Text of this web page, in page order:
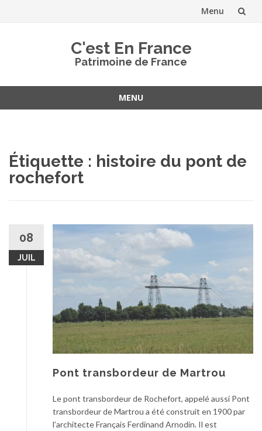
Menu
C'est En France
Patrimoine de France
MENU
Étiquette : histoire du pont de
rochefort
08
JUIL
Pont transbordeur de Martrou
Le pont transbordeur de Rochefort, appelé aussi Pont
transbordeur de Martrou a été construit en 1900 par
l’architecte Français Ferdinand Arnodin. Il est